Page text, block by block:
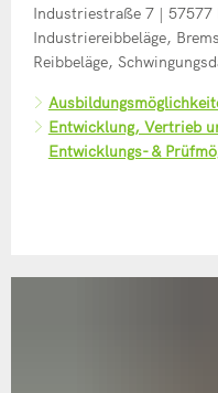
Industriestraße 7 | 57577
Industriereibbeläge,
Reibbeläge,
Entwicklung, Vertrieb
Entwicklungs- &